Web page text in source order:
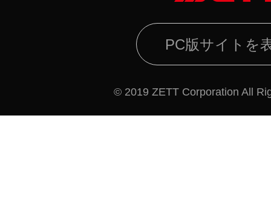
PC版サイトを
© 2019 ZETT Corporation All